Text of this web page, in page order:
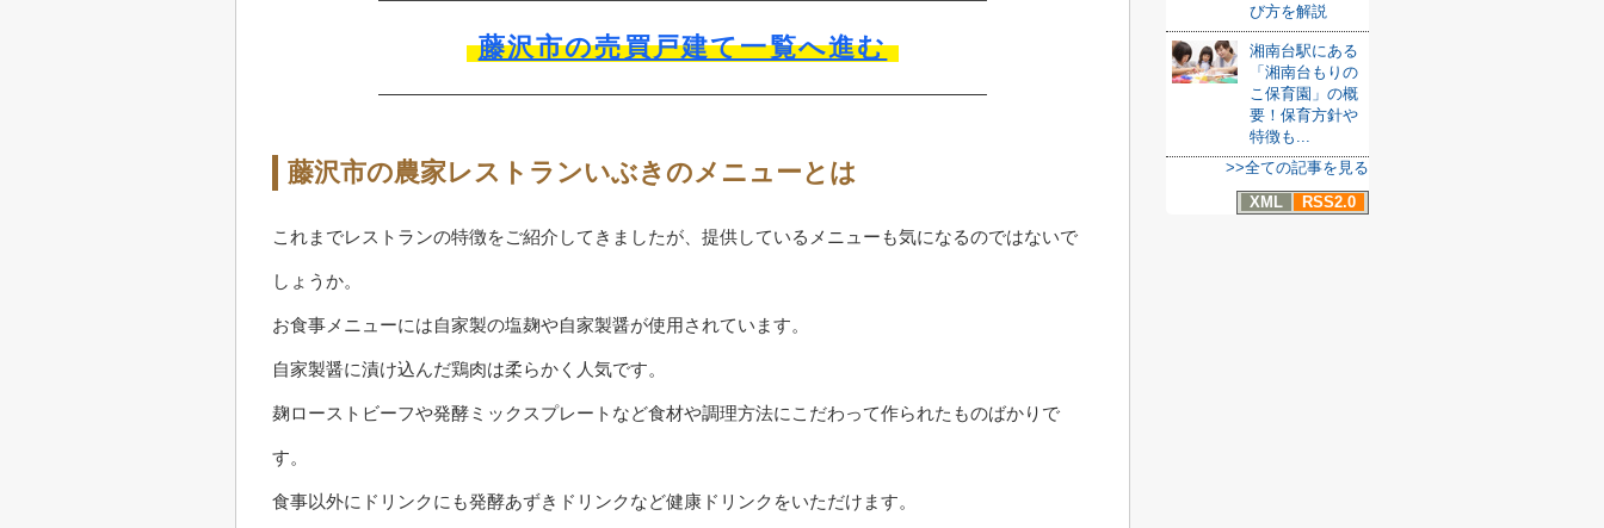
藤沢市の売買戸建て一覧へ進む
藤沢市の農家レストランいぶきのメニューとは
これまでレストランの特徴をご紹介してきましたが、提供しているメニューも気になるのではないで
しょうか。
お食事メニューには自家製の塩麹や自家製醤が使用されています。
自家製醤に漬け込んだ鶏肉は柔らかく人気です。
麹ローストビーフや発酵ミックスプレートなど食材や調理方法にこだわって作られたものばかりで
す。
食事以外にドリンクにも発酵あずきドリンクなど健康ドリンクをいただけます。
び方を解説
湘南台駅にある
「湘南台もりの
こ保育園」の概
要！保育方針や
特徴も...
>>全ての記事を見る
XML
RSS2.0